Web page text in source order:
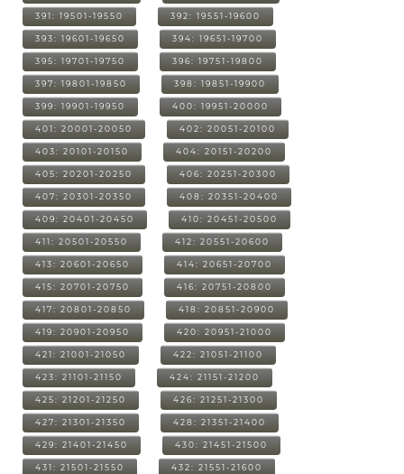
391: 19501-19550 392: 19551-19600
393: 19601-19650 394: 19651-19700
395: 19701-19750 396: 19751-19800
397: 19801-19850 398: 19851-19900
399: 19901-19950 400: 19951-20000
401: 20001-20050 402: 20051-20100
403: 20101-20150 404: 20151-20200
405: 20201-20250 406: 20251-20300
407: 20301-20350 408: 20351-20400
409: 20401-20450 410: 20451-20500
411: 20501-20550 412: 20551-20600
413: 20601-20650 414: 20651-20700
415: 20701-20750 416: 20751-20800
417: 20801-20850 418: 20851-20900
419: 20901-20950 420: 20951-21000
421: 21001-21050 422: 21051-21100
423: 21101-21150 424: 21151-21200
425: 21201-21250 426: 21251-21300
427: 21301-21350 428: 21351-21400
429: 21401-21450 430: 21451-21500
431: 21501-21550 432: 21551-21600